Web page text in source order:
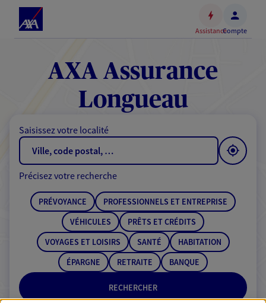
Accéder
contenu
principal
Accéder
au
de
AssistanceCompte
AXA Assurance
Longueau
Saisissez votre localité
RECHERCHER
Précisez votre recherche
PRÉVOYANCE
PROFESSIONNELS ET ENTREPRISE
VÉHICULES
PRÊTS ET CRÉDITS
VOYAGES ET LOISIRS
SANTÉ
HABITATION
ÉPARGNE
RETRAITE BANQUE